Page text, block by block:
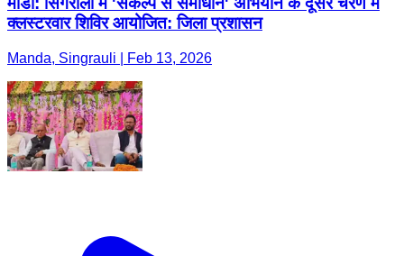
क्लस्टरवार शिविर आयोजित: जिला प्रशासन
Manda, Singrauli | Feb 13, 2026